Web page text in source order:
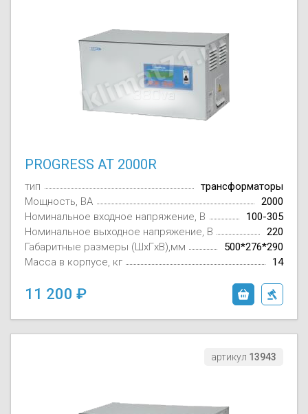
PROGRESS AT 2000R
тип
трансформаторы
Мощность, ВА
2000
Номинальное входное напряжение, В
100-305
Номинальное выходное напряжение, В
220
Габаритные размеры (ШxГxВ),мм
500*276*290
Масса в корпусе, кг
14
11 200
артикул 13943